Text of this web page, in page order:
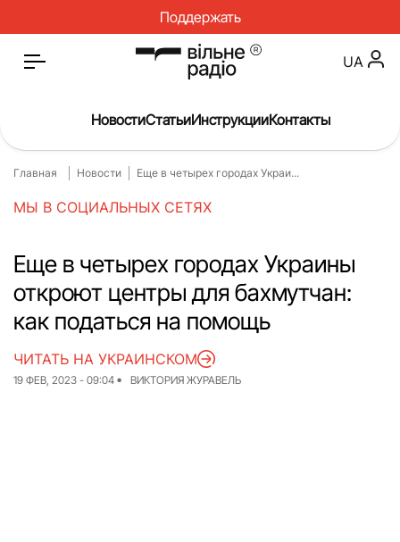
Поддержать
Главная
Новости
О нас
Инструкции
Спорт
Интервью
Досье
Репортаж
Блог
Проекты
UA
НовостиСтатьиИнструкцииКонтакты
Главная Новости Еще в четырех городах Украи...
МЫ В СОЦИАЛЬНЫХ СЕТЯХ
Еще в четырех городах Украины
откроют центры для бахмутчан:
как податься на помощь
19 ФЕВ, 2023 - 09:04 ВИКТОРИЯ ЖУРАВЕЛЬ
ЧИТАТЬ НА УКРАИНСКОМ